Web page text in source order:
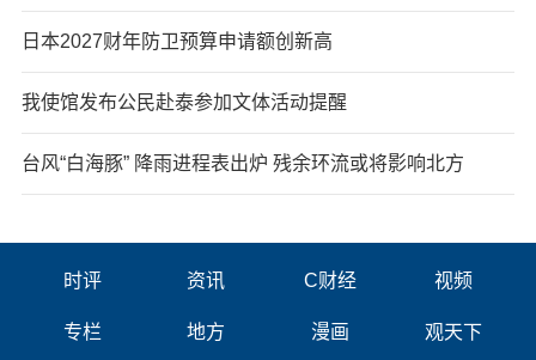
日本2027财年防卫预算申请额创新高
我使馆发布公民赴泰参加文体活动提醒
台风“白海豚” 降雨进程表出炉 残余环流或将影响北方
时评 资讯 C财经 视频
专栏 地方 漫画 观天下